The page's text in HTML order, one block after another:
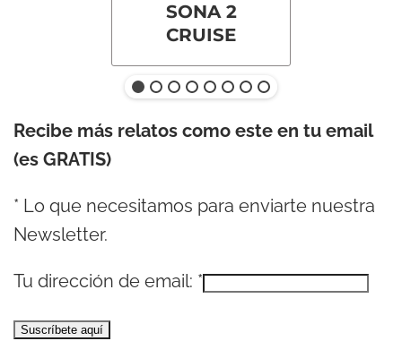
SONA 2
CRUISE
Recibe más relatos como este en tu email
(es GRATIS)
* Lo que necesitamos para enviarte nuestra
Newsletter.
Tu dirección de email: *